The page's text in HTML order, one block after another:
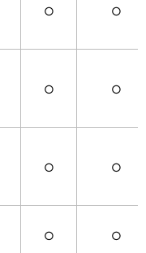
○ ○
○ ○
○ ○
○ ○